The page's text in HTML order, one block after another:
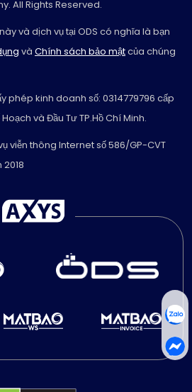
All Rights Reserved.
và dịch vụ tại ODS có nghĩa là bạn
và Chính sách bảo mậtcủa chúng
phép kinh doanh số: 0314779796 cấp
và Đầu Tư TP.Hồ Chí Minh.
viễn thông Internet số 586/GP-CVT